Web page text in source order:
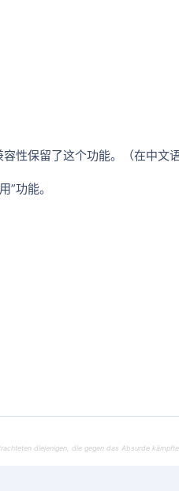
性保留了这个功能。（在中文
功能。
diejenigen, die gegen das Absurde